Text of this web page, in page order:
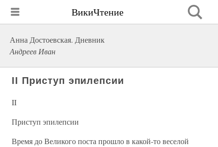
ВикиЧтение
Анна Достоевская. Дневник
Андреев Иван
II Приступ эпилепсии
II
Приступ эпилепсии
Время до Великого поста прошло в какой-то веселой